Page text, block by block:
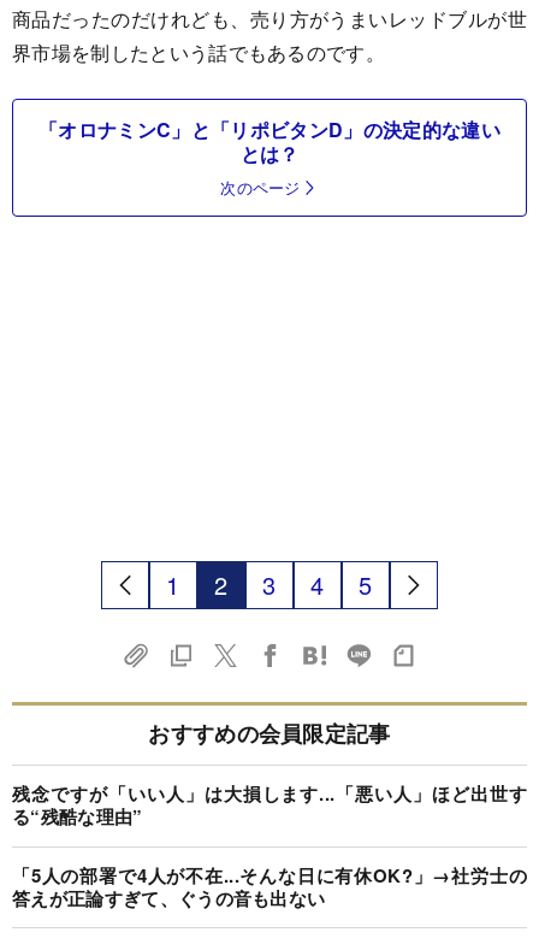
商品だったのだけれども、売り方がうまいレッドブルが世
界市場を制したという話でもあるのです。
「オロナミンC」と「リポビタンD」の決定的な違い
とは？
次のページ
1 2 3 4 5
おすすめの会員限定記事
残念ですが「いい人」は大損します...「悪い人」ほど出世す
る“残酷な理由”
「5人の部署で4人が不在...そんな日に有休OK?」→社労士の
答えが正論すぎて、ぐうの音も出ない